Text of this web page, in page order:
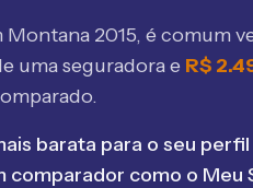
Montana 2015, é comum
uma seguradora e R$
barata para o seu
comparador como o Meu